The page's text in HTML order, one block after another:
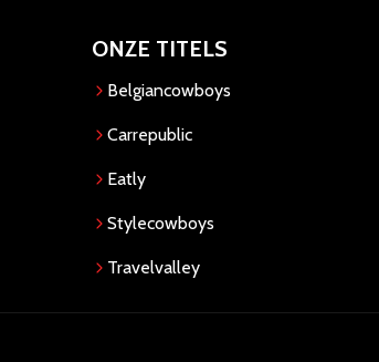
ONZE TITELS
Belgiancowboys
Carrepublic
Eatly
Stylecowboys
Travelvalley